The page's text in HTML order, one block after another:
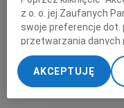
z o. o. jej Zaufanych
swoje preferencje dot.
przetwarzania danych
„Ustawienia
My, nasi Zaufani
dokładnych danych
AKCEPTUJĘ